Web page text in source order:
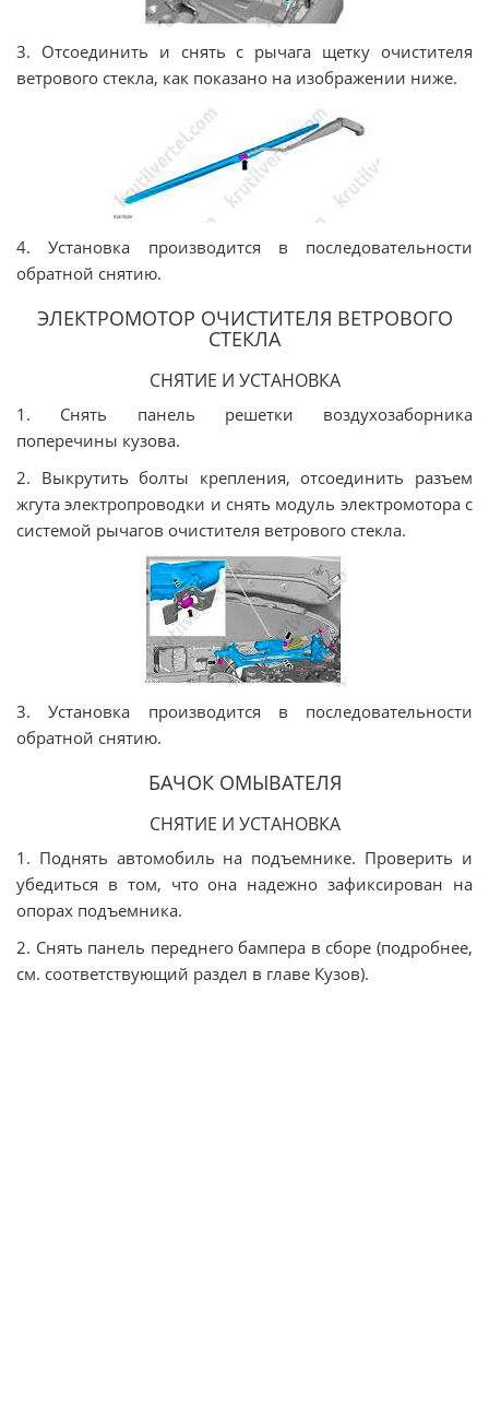
3. Отсоединить и снять с рычага щетку очистителя
ветрового стекла, как показано на изображении ниже.
4. Установка производится в последовательности
обратной снятию.
ЭЛЕКТРОМОТОР ОЧИСТИТЕЛЯ ВЕТРОВОГО
СТЕКЛА
СНЯТИЕ И УСТАНОВКА
1. Снять панель решетки воздухозаборника
поперечины кузова.
2. Выкрутить болты крепления, отсоединить разъем
жгута электропроводки и снять модуль электромотора с
системой рычагов очистителя ветрового стекла.
3. Установка производится в последовательности
обратной снятию.
БАЧОК ОМЫВАТЕЛЯ
СНЯТИЕ И УСТАНОВКА
1. Поднять автомобиль на подъемнике. Проверить и
убедиться в том, что она надежно зафиксирован на
опорах подъемника.
2. Снять панель переднего бампера в сборе (подробнее,
см. соответствующий раздел в главе Кузов).